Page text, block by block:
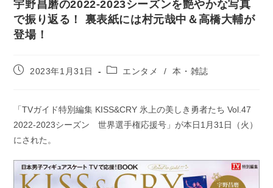
宇野昌磨の2022-2023シーズンを艶やかな写真
で振り返る！ 裏表紙には村元哉中＆高橋大輔が
登場！
投
開
日:
2023年1月31日
投
ゴ
リ
エンタメ / 本・雑誌
「TVガイド特別編集 KISS&CRY 氷上の美しき勇者たち Vol.47
2022-2023シーズン 世界選手権応援号」が本日1月31日（火）
にされた。